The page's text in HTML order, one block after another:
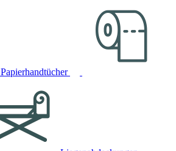
Papierhandtücher